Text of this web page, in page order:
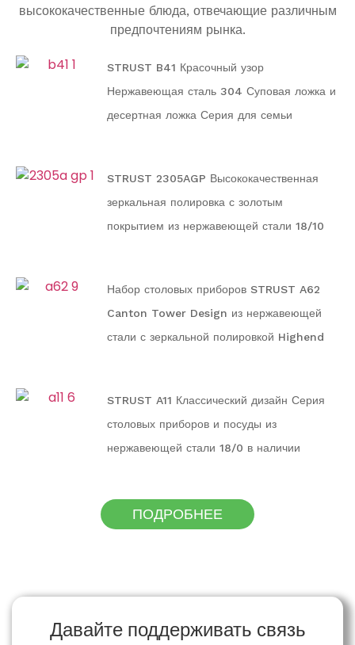
высококачественные блюда, отвечающие различным
предпочтениям рынка.
STRUST B41 Красочный узор
Нержавеющая сталь 304 Суповая ложка и
десертная ложка Серия для семьи
STRUST 2305AGP Высококачественная
зеркальная полировка с золотым
покрытием из нержавеющей стали 18/10
Набор столовых приборов STRUST A62
Canton Tower Design из нержавеющей
стали с зеркальной полировкой Highend
STRUST A11 Классический дизайн Серия
столовых приборов и посуды из
нержавеющей стали 18/0 в наличии
ПОДРОБНЕЕ
Давайте поддерживать связь